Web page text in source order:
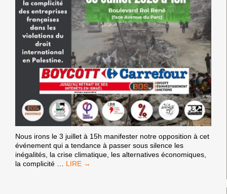
Nous irons le 3 juillet à 15h manifester notre opposition à cet
événement qui a tendance à passer sous silence les
inégalités, la crise climatique, les alternatives économiques,
la complicité
RASSEMBLEMENT